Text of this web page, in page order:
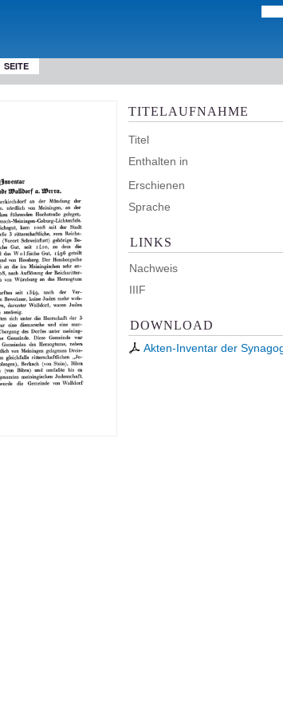
SEITE
TITELAUFNAHME
Titel
Enthalten in
Erschienen
Sprache
LINKS
Nachweis
IIIF
DOWNLOAD
Akten-Inventar der